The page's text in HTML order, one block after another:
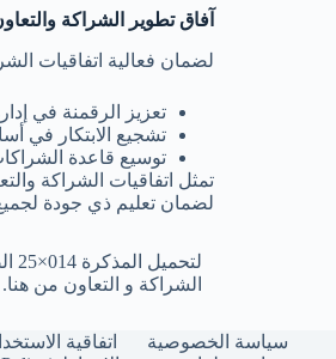
آفاق تطوير الشراكة
لضمان فعالية اتفاقيات
تعزيز الرقمنة في
تشجيع الابتكار في
توسيع قاعدة
تمثل اتفاقيات الشراكة
لضمان تعليم ذي جودة
الشراكة و التعاون من هنا.
سياسة الخصوصية
اتفاقية